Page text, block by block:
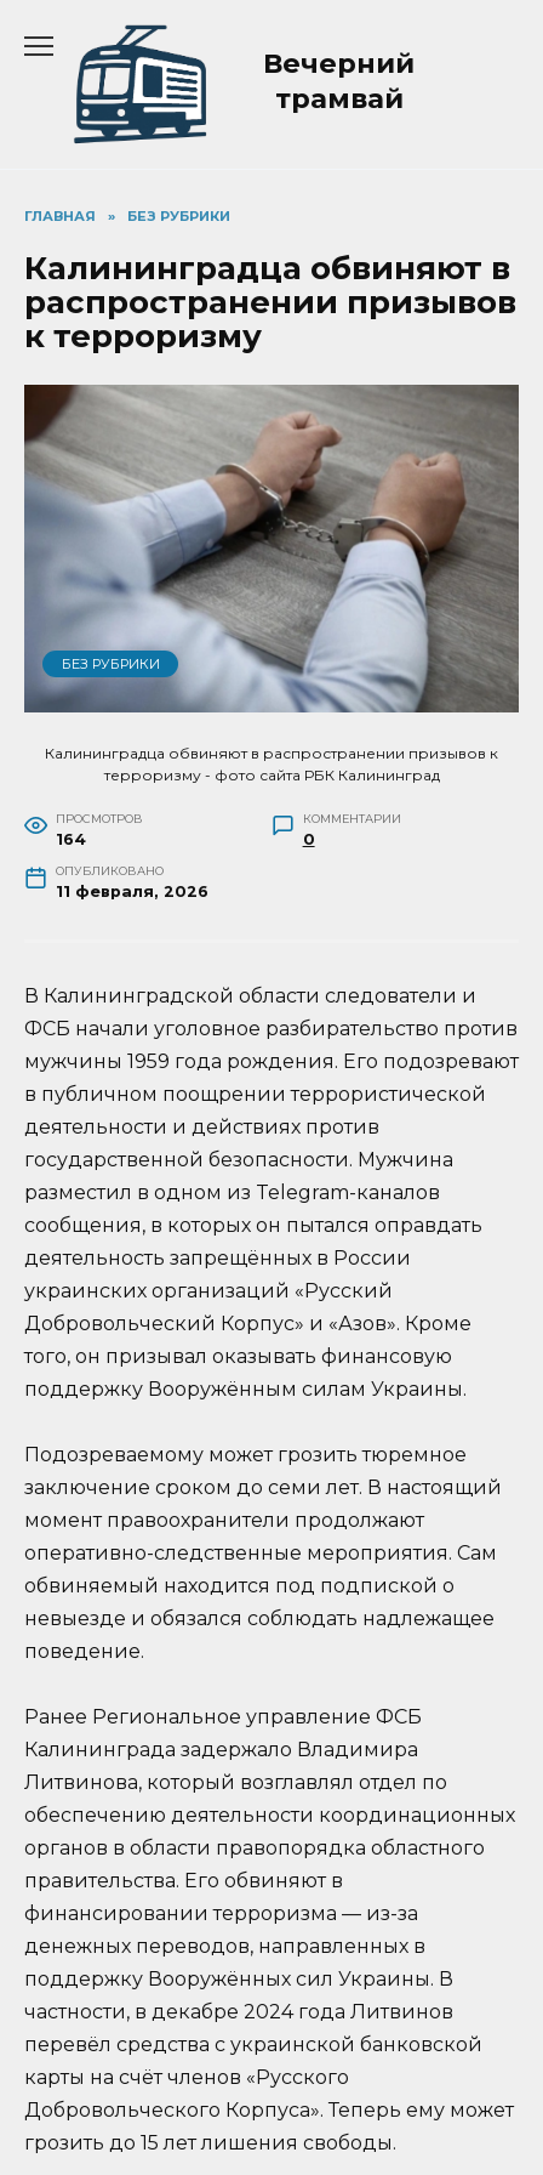
содержанию
Вечерний
трамвай
ГЛАВНАЯ » БЕЗ РУБРИКИ
Калининградца обвиняют в
распространении призывов
к терроризму
БЕЗ РУБРИКИ
Калининградца обвиняют в распространении призывов к
терроризму - фото сайта РБК Калининград
ПРОСМОТРОВ
164
КОММЕНТАРИИ
0
ОПУБЛИКОВАНО
11 февраля, 2026
В Калининградской области следователи и
ФСБ начали уголовное разбирательство против
мужчины 1959 года рождения. Его подозревают
в публичном поощрении террористической
деятельности и действиях против
государственной безопасности. Мужчина
разместил в одном из Telegram-каналов
сообщения, в которых он пытался оправдать
деятельность запрещённых в России
украинских организаций «Русский
Добровольческий Корпус» и «Азов». Кроме
того, он призывал оказывать финансовую
поддержку Вооружённым силам Украины.
Подозреваемому может грозить тюремное
заключение сроком до семи лет. В настоящий
момент правоохранители продолжают
оперативно-следственные мероприятия. Сам
обвиняемый находится под подпиской о
невыезде и обязался соблюдать надлежащее
поведение.
Ранее Региональное управление ФСБ
Калининграда задержало Владимира
Литвинова, который возглавлял отдел по
обеспечению деятельности координационных
органов в области правопорядка областного
правительства. Его обвиняют в
финансировании терроризма — из-за
денежных переводов, направленных в
поддержку Вооружённых сил Украины. В
частности, в декабре 2024 года Литвинов
перевёл средства с украинской банковской
карты на счёт членов «Русского
Добровольческого Корпуса». Теперь ему может
грозить до 15 лет лишения свободы.